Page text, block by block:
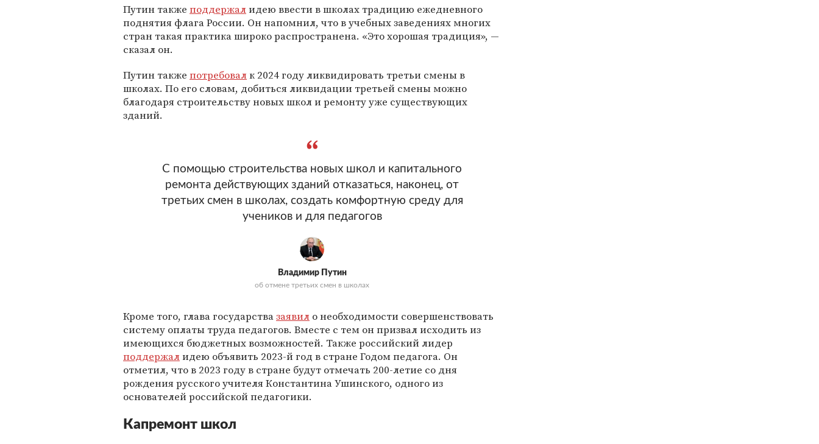
Путин также поддержалидею ввести в школах традицию ежедневного
поднятия флага России. Он напомнил, что в учебных заведениях многих
стран такая практика широко распространена. «Это хорошая традиция», —
сказал он.
Путин также потребовалк 2024 году ликвидировать третьи смены в
школах. По его словам, добиться ликвидации третьей смены можно
благодаря строительству новых школ и ремонту уже существующих
зданий.
С помощью строительства новых школ и капитального
ремонта действующих зданий отказаться, наконец, от
третьих смен в школах, создать комфортную среду для
учеников и для педагогов
Владимир Путин
об отмене третьих смен в школах
Кроме того, глава государствазаявил о необходимости совершенствовать
систему оплаты труда педагогов. Вместе с тем он призвал исходить из
имеющихся бюджетных возможностей. Также российский лидер
поддержалидею объявить 2023-й год в стране Годом педагога. Он
отметил, что в 2023 году в стране будут отмечать 200-летие со дня
рождения русского учителя Константина Ушинского, одного из
основателей российской педагогики.
Капремонт школ